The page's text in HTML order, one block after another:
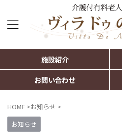
施設紹介
お問い合わせ
HOME >お知らせ >
お知らせ